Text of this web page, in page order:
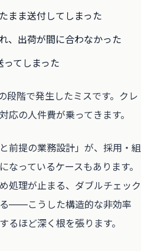
まま送付してしまった
、出荷が間に合わなかった
てしまった
段階で発生したミスです。クレ
応の人件費が乗ってきます。
前提の業務設計」が、採用・組
なっているケースもあります。
処理が止まる、ダブルチェック
——こうした構造的な非効率
るほど深く根を張ります。